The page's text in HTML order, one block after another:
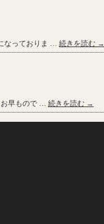
なっておりま … 続きを読む →
お早もので … 続きを読む →